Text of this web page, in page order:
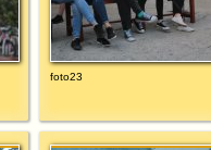
foto23